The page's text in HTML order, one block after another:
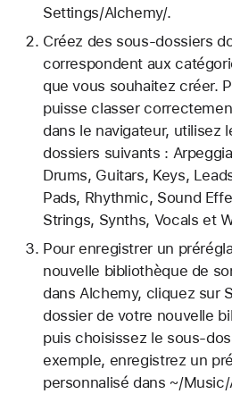
Settings/Alchemy/.
Créez des sous-dossiers
correspondent aux
que vous souhaitez créer.
puisse classer
dans le navigateur, utilisez
dossiers suivants :
Drums, Guitars, Keys,
Pads, Rhythmic, Sound
Strings, Synths, Vocals et
Pour enregistrer un
nouvelle bibliothèque de
dans Alchemy, cliquez sur
dossier de votre nouvelle
puis choisissez le sous-
exemple, enregistrez un
personnalisé dans ~/